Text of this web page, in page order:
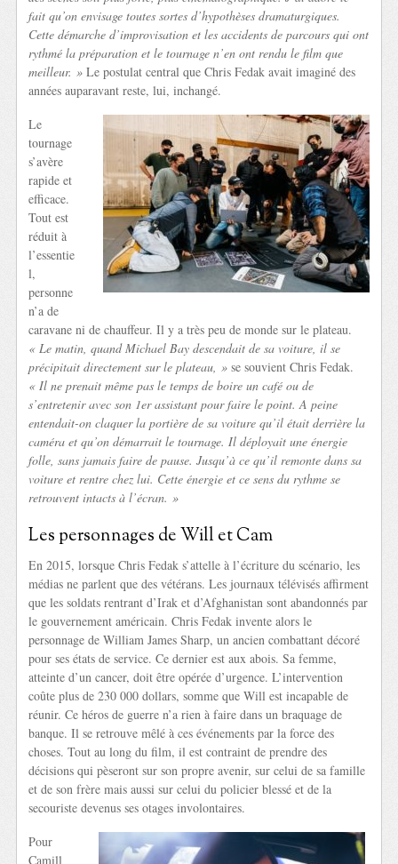
fait qu’on envisage toutes sortes d’hypothèses dramaturgiques.
Cette démarche d’improvisation et les accidents de parcours qui ont
rythmé la préparation et le tournage n’en ont rendu le film que
meilleur. » Le postulat central que Chris Fedak avait imaginé des
années auparavant reste, lui, inchangé.
Le
tournage
s’avère
rapide et
efficace.
Tout est
réduit à
l’essentie
l,
personne
n’a de
caravane ni de chauffeur. Il y a très peu de monde sur le plateau.
« Le matin, quand Michael Bay descendait de sa voiture, il se
précipitait directement sur le plateau, » se souvient Chris Fedak.
« Il ne prenait même pas le temps de boire un café ou de
s’entretenir avec son 1er assistant pour faire le point. A peine
entendait-on claquer la portière de sa voiture qu’il était derrière la
caméra et qu’on démarrait le tournage. Il déployait une énergie
folle, sans jamais faire de pause. Jusqu’à ce qu’il remonte dans sa
voiture et rentre chez lui. Cette énergie et ce sens du rythme se
retrouvent intacts à l’écran. »
Les personnages de Will et Cam
En 2015, lorsque Chris Fedak s’attelle à l’écriture du scénario, les
médias ne parlent que des vétérans. Les journaux télévisés affirment
que les soldats rentrant d’Irak et d’Afghanistan sont abandonnés par
le gouvernement américain. Chris Fedak invente alors le
personnage de William James Sharp, un ancien combattant décoré
pour ses états de service. Ce dernier est aux abois. Sa femme,
atteinte d’un cancer, doit être opérée d’urgence. L’intervention
coûte plus de 230 000 dollars, somme que Will est incapable de
réunir. Ce héros de guerre n’a rien à faire dans un braquage de
banque. Il se retrouve mêlé à ces événements par la force des
choses. Tout au long du film, il est contraint de prendre des
décisions qui pèseront sur son propre avenir, sur celui de sa famille
et de son frère mais aussi sur celui du policier blessé et de la
secouriste devenus ses otages involontaires.
Pour
Camill